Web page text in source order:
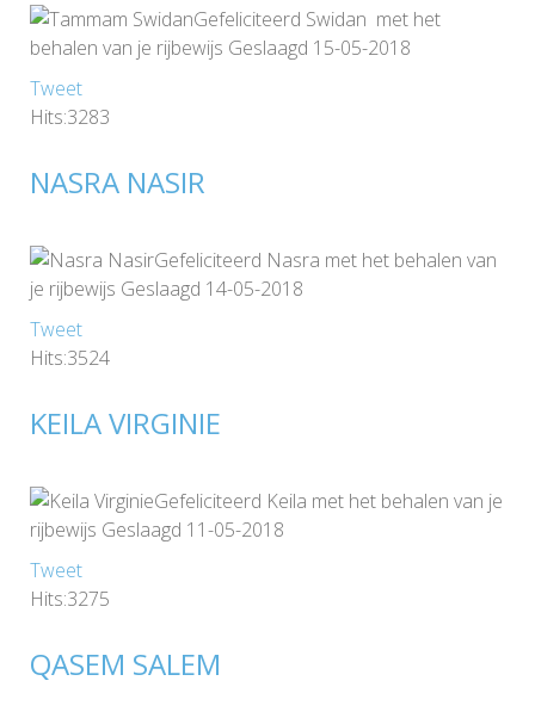
Gefeliciteerd Swidan met het
behalen van je rijbewijs Geslaagd 15-05-2018
Tweet
Hits:3283
NASRA NASIR
Gefeliciteerd Nasra met het behalen van
je rijbewijs Geslaagd 14-05-2018
Tweet
Hits:3524
KEILA VIRGINIE
Gefeliciteerd Keila met het behalen van je
rijbewijs Geslaagd 11-05-2018
Tweet
Hits:3275
QASEM SALEM